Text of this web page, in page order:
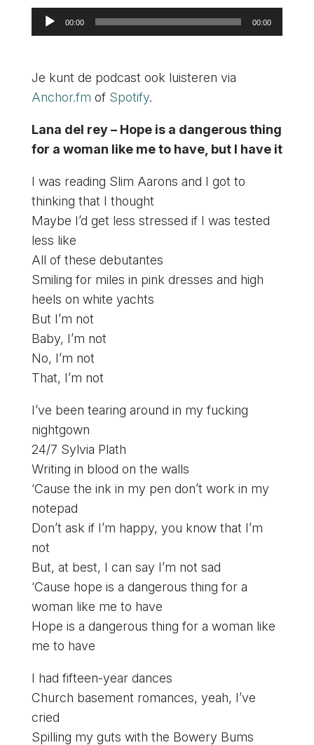
Audiospeler
00:00 00:00
Je kunt de podcast ook luisteren via
Anchor.fm of Spotify.
Lana del rey – Hope is a dangerous thing
for a woman like me to have, but I have it
I was reading Slim Aarons and I got to
thinking that I thought
Maybe I’d get less stressed if I was tested
less like
All of these debutantes
Smiling for miles in pink dresses and high
heels on white yachts
But I’m not
Baby, I’m not
No, I’m not
That, I’m not
I’ve been tearing around in my fucking
nightgown
24/7 Sylvia Plath
Writing in blood on the walls
‘Cause the ink in my pen don’t work in my
notepad
Don’t ask if I’m happy, you know that I’m
not
But, at best, I can say I’m not sad
‘Cause hope is a dangerous thing for a
woman like me to have
Hope is a dangerous thing for a woman like
me to have
I had fifteen-year dances
Church basement romances, yeah, I’ve
cried
Spilling my guts with the Bowery Bums